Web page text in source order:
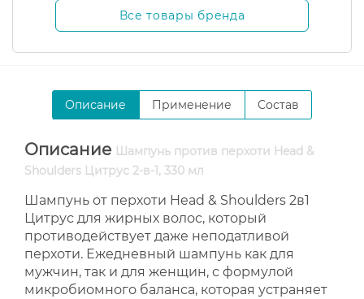
Все товары бренда
Описание Применение Состав
Описание Шампунь против перхоти Head &
Shoulders Цитрус 2-в-1, 330 мл
Шампунь от перхоти Head & Shoulders 2в1
Цитрус для жирных волос, который
противодействует даже неподатливой
перхоти. Ежедневный шампунь как для
мужчин, так и для женщин, с формулой
микробиомного баланса, которая устраняет